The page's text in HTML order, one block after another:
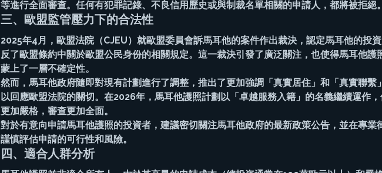
等進行全面審查。任何有犯罪記錄、不良信用歷史或與制裁名單相關的申請人，都將被拒絕。
三、歐盟監管壓力下的合法性
2025年4月，歐盟法院（CJEU）就歐盟委員會訴馬耳他的案件作出裁決，認定馬耳他的投
反了歐盟條約中關於歐盟公民身份的相關規定。這一裁決引發了廣泛關注，也使得馬耳他護
蒙上了一層不確定性。
然而，馬耳他政府隨即對現有計劃進行了調整，推出了更加強調「真實居住」和「真實聯繫
以回應歐盟法院的關切。在2026年，馬耳他護照計劃以「卓越服務入籍」的名義繼續運作
更加嚴格，審查更加全面。
對於有意向申請馬耳他護照的投資者，建議密切關注馬耳他政府的最新政策公告，並在專業
謹慎評估申請的可行性和風險。
四、適合人群分析